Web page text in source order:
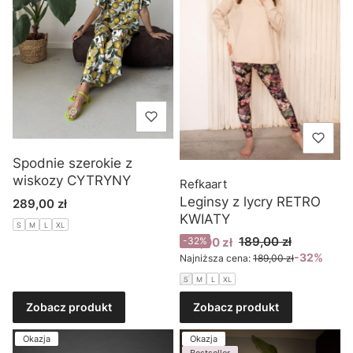
Spodnie szerokie z
wiskozy CYTRYNY
Cena
289,00 zł
S M L XL
Zobacz produkt
Leginsy z lycry RETRO
KWIATY
Refkaart
Cena promocyjna
129,00 zł 189,00 zł
-32%
Najniższa cena: 189,00 zł-32%
S M L XL
Zobacz produkt
Okazja
Okazja